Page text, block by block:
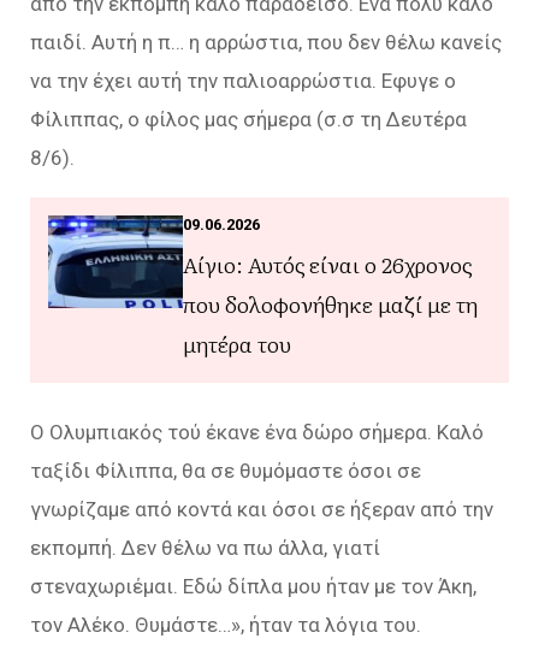
παιδί. Αυτή η π… η αρρώστια, που δεν θέλω κανείς
να την έχει αυτή την παλιοαρρώστια. Εφυγε ο
Φίλιππας, ο φίλος μας σήμερα (σ.σ τη Δευτέρα
8/6).
09.06.2026
Αίγιο: Αυτός είναι ο 26χρονος
που δολοφονήθηκε μαζί με τη
μητέρα του
Ο Ολυμπιακός τού έκανε ένα δώρο σήμερα. Καλό
ταξίδι Φίλιππα, θα σε θυμόμαστε όσοι σε
γνωρίζαμε από κοντά και όσοι σε ήξεραν από την
εκπομπή. Δεν θέλω να πω άλλα, γιατί
στεναχωριέμαι. Εδώ δίπλα μου ήταν με τον Άκη,
τον Αλέκο. Θυμάστε… », ήταν τα λόγια του.